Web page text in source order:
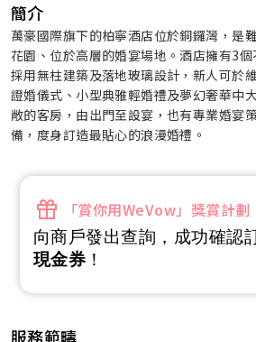
簡介
萬豪國際旗下的柏寧酒店位於銅鑼灣，是
花園、位於高層的婚宴場地。酒店擁有3個
採用無柱建築及落地玻璃設計，新人可於
證婚儀式、小型典雅輕婚禮及夢幻奢華中
敞的客房，由出門至設宴，也有專業婚宴
備，度身訂造最貼心的浪漫婚禮。
「賞你用WeVow」獎賞計劃
向商戶發出查詢，成功確認
現金券 ！
服務範疇